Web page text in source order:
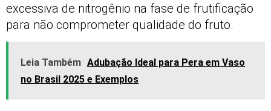
excessiva de nitrogênio na fase de frutificação
para não comprometer qualidade do fruto.
Leia Também Adubação Ideal para Pera em Vaso
no Brasil 2025 e Exemplos